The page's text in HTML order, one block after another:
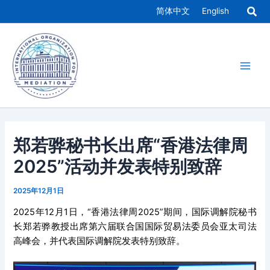
至
简体中文 English
郑若骅秘书长出席“香港法律周
2025”活动并发表特别致辞
2025年12月1日
2025年12月1日，“香港法律周2025”期间，国际调解院秘书
长郑若骅教授出席第六届联合国国际贸易法委员会亚太司法
高峰会，并代表国际调解院发表特别致辞。